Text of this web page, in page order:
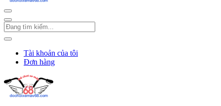
Tài khoản của tôi
Đơn hàng